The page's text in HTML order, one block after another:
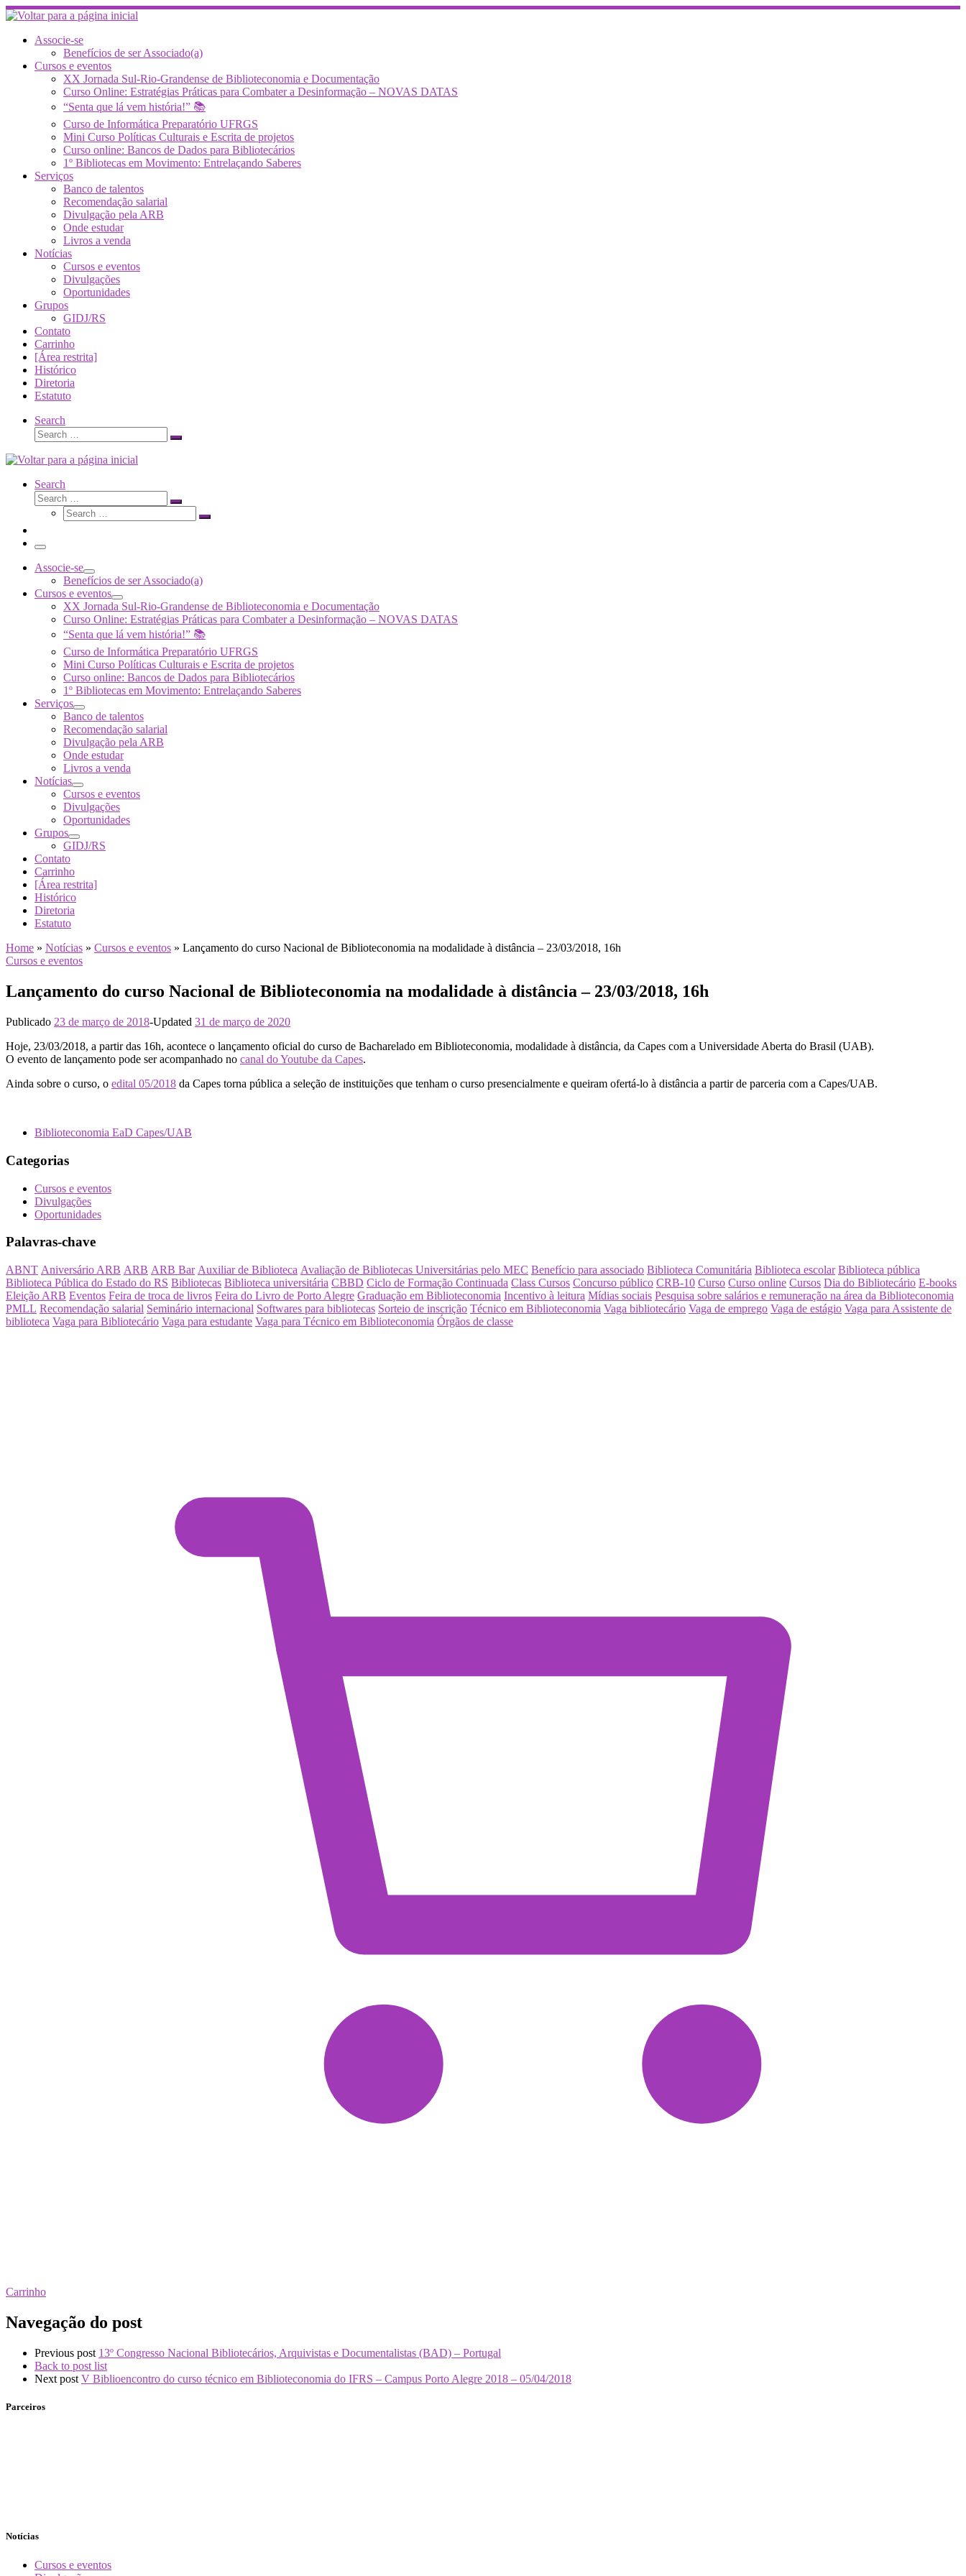
Skip
to
contentAssocie-se
Benefícios de ser Associado(a)
Cursos e eventos
XX Jornada Sul-Rio-Grandense de Biblioteconomia e Documentação
Curso Online: Estratégias Práticas para Combater a Desinformação – NOVAS DATAS
“Senta que lá vem história!” 📚
Curso de Informática Preparatório UFRGS
Mini Curso Políticas Culturais e Escrita de projetos
Curso online: Bancos de Dados para Bibliotecários
1º Bibliotecas em Movimento: Entrelaçando Saberes
Serviços
Banco de talentos
Recomendação salarial
Divulgação pela ARB
Onde estudar
Livros a venda
Notícias
Cursos e eventos
Divulgações
Oportunidades
Grupos
GIDJ/RS
Contato
Carrinho
[Área restrita]
Histórico
Diretoria
Estatuto
Search
Search
Search
Search
Search
Search
Search
Search
Menu
Associe-se
Benefícios de ser Associado(a)
Cursos e eventos
XX Jornada Sul-Rio-Grandense de Biblioteconomia e Documentação
Curso Online: Estratégias Práticas para Combater a Desinformação – NOVAS DATAS
“Senta que lá vem história!” 📚
Curso de Informática Preparatório UFRGS
Mini Curso Políticas Culturais e Escrita de projetos
Curso online: Bancos de Dados para Bibliotecários
1º Bibliotecas em Movimento: Entrelaçando Saberes
Serviços
Banco de talentos
Recomendação salarial
Divulgação pela ARB
Onde estudar
Livros a venda
Notícias
Cursos e eventos
Divulgações
Oportunidades
Grupos
GIDJ/RS
Contato
Carrinho
[Área restrita]
Histórico
Diretoria
Estatuto
Home » Notícias » Cursos e eventos » Lançamento do curso Nacional de Biblioteconomia na modalidade à distância – 23/03/2018, 16h
Cursos e eventos
Lançamento do curso Nacional de Biblioteconomia na modalidade à distância – 23/03/2018, 16h
Publicado 23 de março de 2018-Updated 31 de março de 2020
Hoje, 23/03/2018, a partir das 16h, acontece o lançamento oficial do curso de Bacharelado em Biblioteconomia, modalidade à distância, da Capes com a Universidade Aberta do Brasil (UAB).
O evento de lançamento pode ser acompanhado no canal do Youtube da Capes.
Ainda sobre o curso, o edital 05/2018 da Capes torna pública a seleção de instituições que tenham o curso presencialmente e queiram ofertá-lo à distância a partir de parceria com a Capes/UAB.
Biblioteconomia EaD Capes/UAB
Categorias
Cursos e eventos
Divulgações
Oportunidades
Palavras-chave
ABNT Aniversário ARB ARB ARB Bar Auxiliar de Biblioteca Avaliação de Bibliotecas Universitárias pelo MEC Benefício para associado Biblioteca Comunitária Biblioteca escolar Biblioteca pública
Biblioteca Pública do Estado do RS Bibliotecas Biblioteca universitária CBBD Ciclo de Formação Continuada Class Cursos Concurso público CRB-10 Curso Curso online Cursos Dia do Bibliotecário E-books
Eleição ARB Eventos Feira de troca de livros Feira do Livro de Porto Alegre Graduação em Biblioteconomia Incentivo à leitura Mídias sociais Pesquisa sobre salários e remuneração na área da Biblioteconomia
PMLL Recomendação salarial Seminário internacional Softwares para bibliotecas Sorteio de inscrição Técnico em Biblioteconomia Vaga bibliotecário Vaga de emprego Vaga de estágio Vaga para Assistente de
biblioteca Vaga para Bibliotecário Vaga para estudante Vaga para Técnico em Biblioteconomia Órgãos de classe
Carrinho
Navegação do post
Previous post 13º Congresso Nacional Bibliotecários, Arquivistas e Documentalistas (BAD) – Portugal
Back to post list
Next post V Biblioencontro do curso técnico em Biblioteconomia do IFRS – Campus Porto Alegre 2018 – 05/04/2018
Parceiros
Notícias
Cursos e eventos